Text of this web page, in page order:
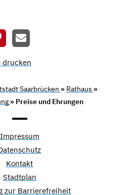
drucken
Saarbrücken » Rathaus »
» Preise und Ehrungen
Impressum
Kontakt
Stadtplan
zur Barrierefreiheit